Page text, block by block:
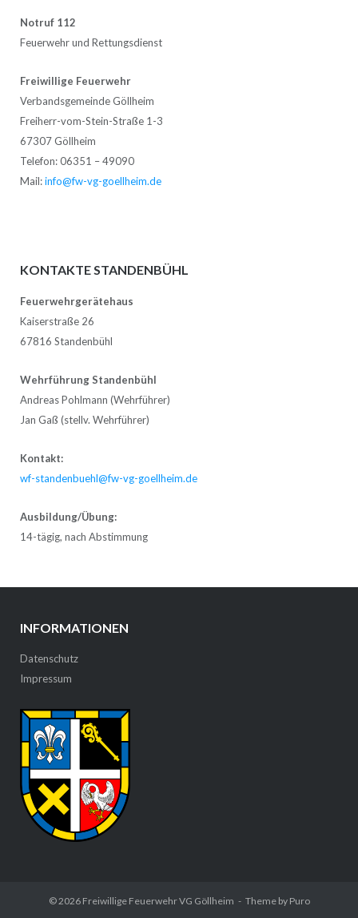
Notruf 112
Feuerwehr und Rettungsdienst
Freiwillige Feuerwehr
Verbandsgemeinde Göllheim
Freiherr-vom-Stein-Straße 1-3
67307 Göllheim
Telefon: 06351 – 49090
Mail:info@fw-vg-goellheim.de
KONTAKTE STANDENBÜHL
Feuerwehrgerätehaus
Kaiserstraße 26
67816 Standenbühl
Wehrführung Standenbühl
Andreas Pohlmann (Wehrführer)
Jan Gaß (stellv. Wehrführer)
Kontakt:
wf-standenbuehl@fw-vg-goellheim.de
Ausbildung/Übung:
14-tägig, nach Abstimmung
INFORMATIONEN
Datenschutz
Impressum
© 2026 Freiwillige Feuerwehr VG Göllheim Theme by Puro